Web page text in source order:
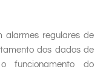
alarmes regulares de
dos dados de
funcionamento do